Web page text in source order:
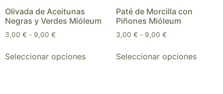
Olivada de Aceitunas
Negras y Verdes Mióleum
3,00 € - 9,00 €
Seleccionar opciones
Paté de Morcilla con
Piñones Mióleum
3,00 € - 9,00 €
Seleccionar opciones